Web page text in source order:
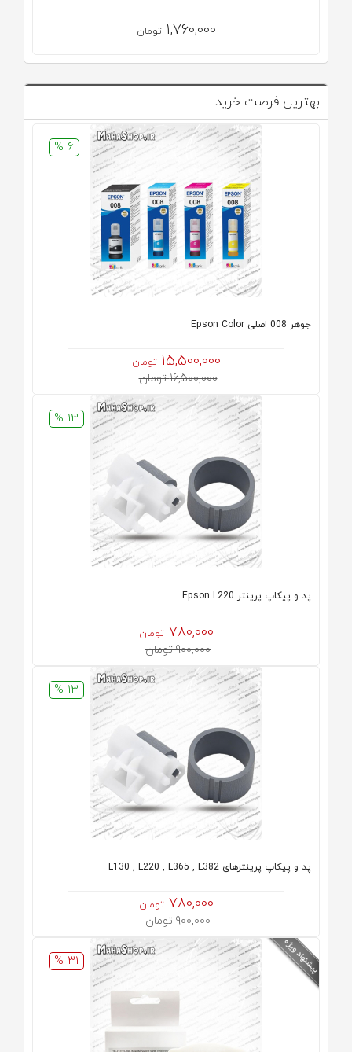
1,760,000 تومان
بهترین فرصت خرید
6 %
جوهر 008 اصلی Epson Color
15,500,000 تومان
16,500,000 تومان
13 %
پد و پیکاپ پرینتر Epson L220
780,000 تومان
900,000 تومان
13 %
پد و پیکاپ پرینترهای L130 , L220 , L365 , L382
780,000 تومان
900,000 تومان
31 %